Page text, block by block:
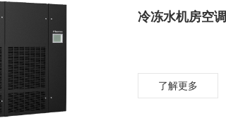
冷冻水机房空调
了解更多